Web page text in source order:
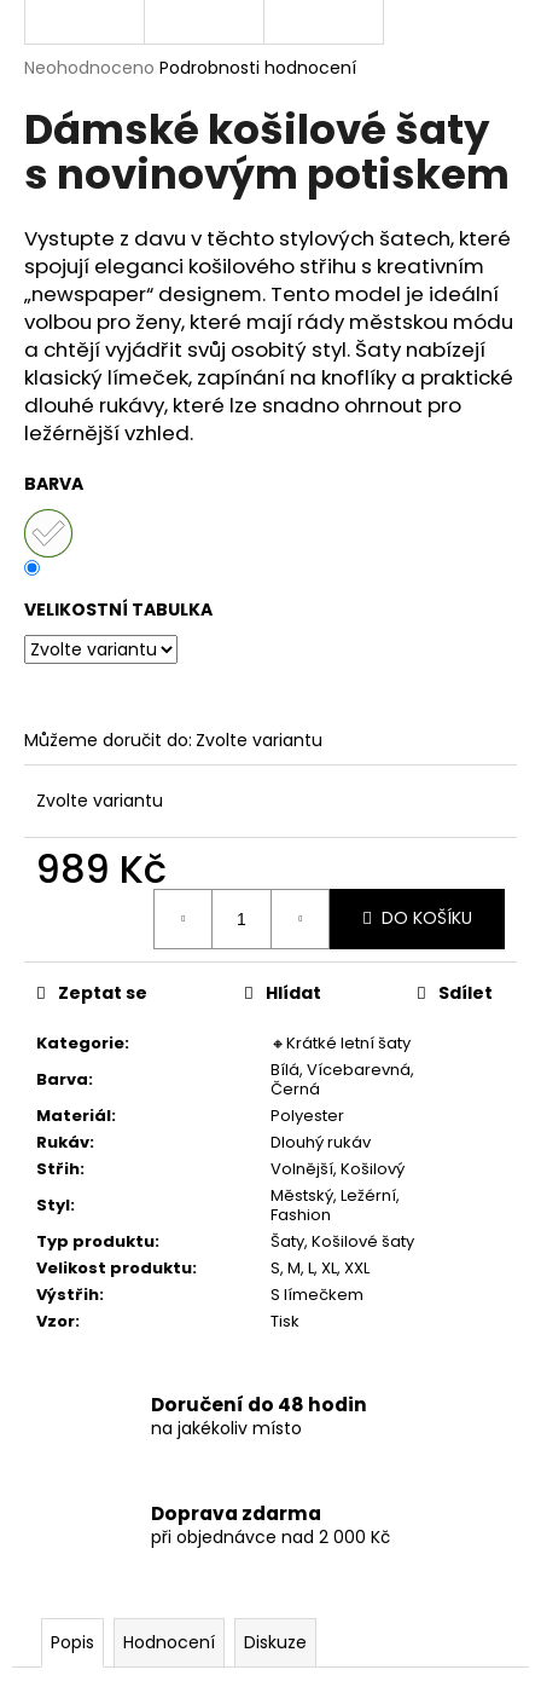
Průměrné
produktu
je
z
hvězdiček.
Neohodnoceno Podrobnosti hodnocení
Dámské košilové šaty
s novinovým potiskem
Vystupte z davu v těchto stylových šatech, které
spojují eleganci košilového střihu s kreativním
„newspaper“ designem. Tento model je ideální
volbou pro ženy, které mají rády městskou módu
a chtějí vyjádřit svůj osobitý styl. Šaty nabízejí
klasický límeček, zapínání na knoflíky a praktické
dlouhé rukávy, které lze snadno ohrnout pro
ležérnější vzhled.
BARVA
VELIKOSTNÍ TABULKA
Můžeme doručit do: Zvolte variantu
Zvolte variantu
989 Kč
DO KOŠÍKU
Kategorie:
🔸Krátké letní šaty
Barva:
Bílá, Vícebarevná,
Černá
Materiál:
Polyester
Rukáv:
Dlouhý rukáv
Střih:
Volnější, Košilový
Styl:
Městský, Ležérní,
Fashion
Typ produktu:
Šaty, Košilové šaty
Velikost produktu:
S, M, L, XL, XXL
Výstřih:
S límečkem
Vzor: Tisk
Zeptat se Hlídat Sdílet
Doručení do 48 hodin
na jakékoliv místo
Doprava zdarma
při objednávce nad 2 000 Kč
Popis Hodnocení Diskuze
j
t
?
HLEDAT
D
o
p
r
u
č
u
j
e
m
DÁMSKÉ
DVOUDÍLNÉ
PLAVKY
ABSTRAKTNÍM
VZOREM
ZAVAZOVÁNÍM